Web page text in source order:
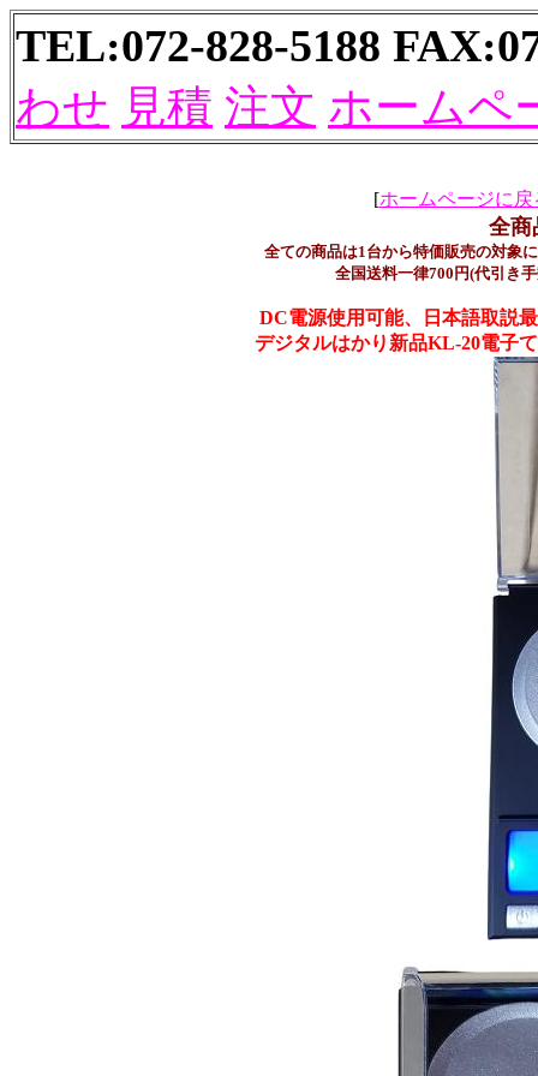
TEL:072-828-5188
わせ 見積 注文 ホームペ
[ホームページに戻
全商
全ての商品は1台から特価販売の対象
全国送料一律700円(代引き
DC電源使用可能、日本語取説
デジタルはかり新品KL-20電子